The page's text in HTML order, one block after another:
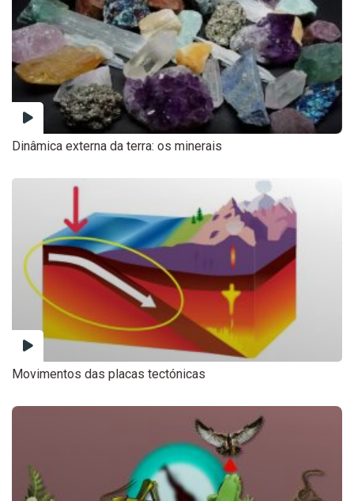
Dinâmica externa da terra: os minerais
Movimentos das placas tectónicas